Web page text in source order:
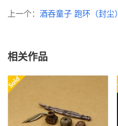
上一个： 酒吞童子 跑环（封尘）
相关作品